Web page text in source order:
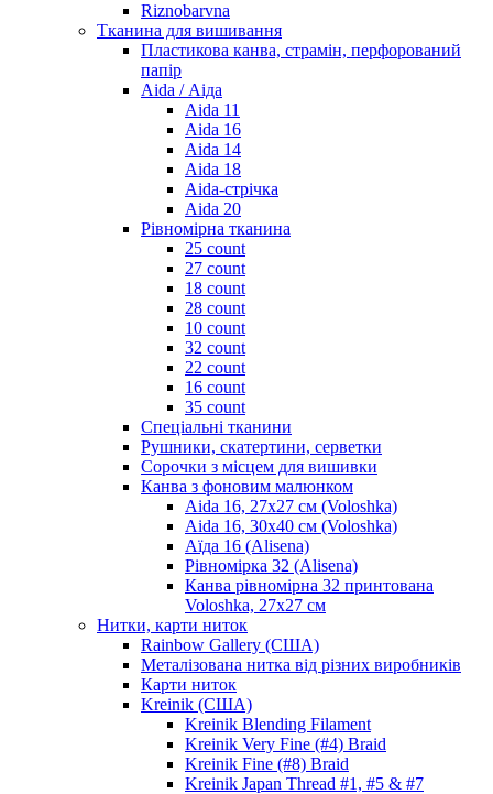
Riznobarvna
Тканина для вишивання
Пластикова канва, страмін, перфорований
папір
Aida / Аіда
Aida 11
Aida 16
Aida 14
Aida 18
Aida-стрічка
Aida 20
Рівномірна тканина
25 count
27 count
18 count
28 count
10 count
32 count
22 count
16 count
35 count
Спеціальні тканини
Рушники, скатертини, серветки
Сорочки з місцем для вишивки
Канва з фоновим малюнком
Aida 16, 27х27 см (Voloshka)
Aida 16, 30х40 см (Voloshka)
Аїда 16 (Alisena)
Рівномірка 32 (Alisena)
Канва рівномірна 32 принтована
Voloshka, 27х27 см
Нитки, карти ниток
Rainbow Gallery (США)
Металізована нитка від різних виробників
Карти ниток
Kreinik (США)
Kreinik Blending Filament
Kreinik Very Fine (#4) Braid
Kreinik Fine (#8) Braid
Kreinik Japan Thread #1, #5 & #7